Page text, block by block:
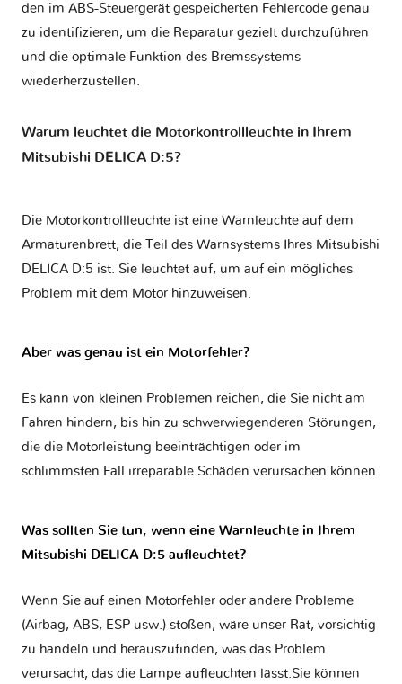
den im ABS-Steuergerät gespeicherten Fehlercode genau
zu identifizieren, um die Reparatur gezielt durchzuführen
und die optimale Funktion des Bremssystems
wiederherzustellen.
Warum leuchtet die Motorkontrollleuchte in Ihrem
Mitsubishi DELICA D:5?
Die Motorkontrollleuchte ist eine Warnleuchte auf dem
Armaturenbrett, die Teil des Warnsystems Ihres Mitsubishi
DELICA D:5 ist. Sie leuchtet auf, um auf ein mögliches
Problem mit dem Motor hinzuweisen.
Aber was genau ist ein Motorfehler?
Es kann von kleinen Problemen reichen, die Sie nicht am
Fahren hindern, bis hin zu schwerwiegenderen Störungen,
die die Motorleistung beeinträchtigen oder im
schlimmsten Fall irreparable Schäden verursachen können.
Was sollten Sie tun, wenn eine Warnleuchte in Ihrem
Mitsubishi DELICA D:5 aufleuchtet?
Wenn Sie auf einen Motorfehler oder andere Probleme
(Airbag, ABS, ESP usw.) stoßen, wäre unser Rat, vorsichtig
zu handeln und herauszufinden, was das Problem
verursacht, das die Lampe aufleuchten lässt.Sie können